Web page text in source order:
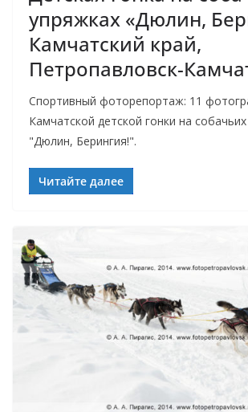
упряжках «Дюлин,
Камчатский край,
Петропавловск-
Спортивный фоторепортаж: 11
Камчатской детской гонки на
"Дюлин, Берингия!".
Читайте далее